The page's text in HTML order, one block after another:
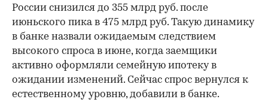
России снизился до 355 млрд руб. после
июньского пика в 475 млрд руб. Такую динамику
в банке назвали ожидаемым следствием
высокого спроса в июне, когда заемщики
активно оформляли семейную ипотеку в
ожидании изменений. Сейчас спрос вернулся к
естественному уровню, добавили в банке.